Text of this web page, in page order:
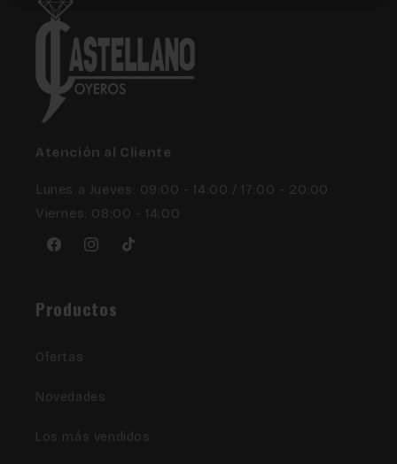
Atención al Cliente
Lunes a Jueves: 09:00 - 14:00 / 17:00 - 20:00
Viernes: 08:00 - 14:00
FacebookInstagram
TikTok
Productos
Ofertas
Novedades
Los más vendidos